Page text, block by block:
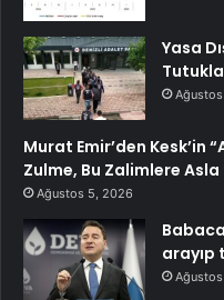
Yasa
Murat Emir’den Kesk’in
Zulme, Bu Zalimlere
Ağustos 5, 2026